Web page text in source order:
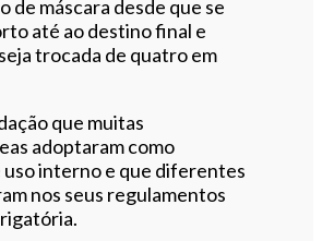
de máscara desde que se
até ao destino final e
trocada de quatro em
que muitas
adoptaram como
interno e que diferentes
nos seus regulamentos